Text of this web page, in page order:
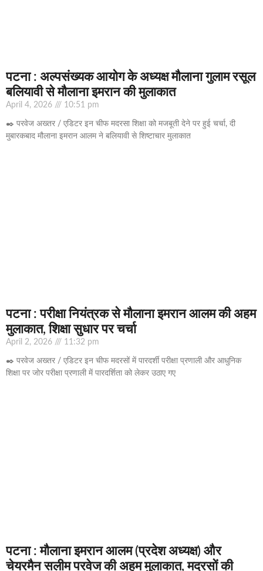
पटना : अल्पसंख्यक आयोग के अध्यक्ष मौलाना गुलाम रसूल
बलियावी से मौलाना इमरान की मुलाकात
April 4, 2026 10:51 pm
✒️ परवेज अख्तर / एडिटर इन चीफ मदरसा शिक्षा को मजबूती देने पर हुई चर्चा, दी
मुबारकबाद मौलाना इमरान आलम ने बलियावी से शिष्टाचार मुलाकात
पटना : परीक्षा नियंत्रक से मौलाना इमरान आलम की अहम
मुलाकात, शिक्षा सुधार पर चर्चा
April 2, 2026 11:32 pm
✒️ परवेज अख्तर / एडिटर इन चीफ मदरसों में पारदर्शी परीक्षा प्रणाली और आधुनिक
शिक्षा पर जोर परीक्षा प्रणाली में पारदर्शिता को लेकर उठाए गए
पटना : मौलाना इमरान आलम (प्रदेश अध्यक्ष) और
चेयरमैन सलीम परवेज की अहम मुलाकात, मदरसों की